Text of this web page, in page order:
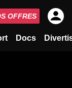
Docs
OFFRES